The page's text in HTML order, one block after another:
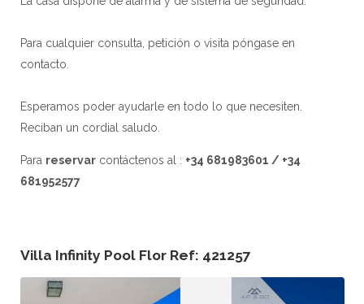
Para cualquier consulta, petición o visita póngase en
contacto.
Esperamos poder ayudarle en todo lo que necesiten.
Reciban un cordial saludo.
Para reservarcontáctenos al : +34 681983601 / +34
681952577
Villa Infinity Pool Flor Ref: 421257